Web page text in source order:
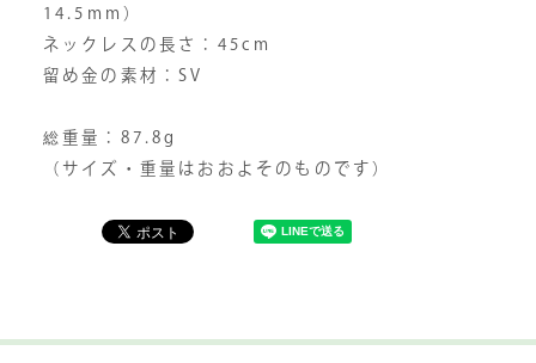
14.5mm）
ネックレスの長さ：45cm
留め金の素材：SV
総重量：87.8g
（サイズ・重量はおおよそのものです）